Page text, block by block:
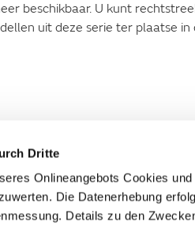
Dritte
Onlineangebots Cookies
Die Datenerhebung
Details zu den
beschikbaar. U kunt
uit deze serie ter plaatse in